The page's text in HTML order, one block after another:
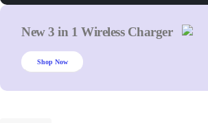
New 3 in 1 Wireless Charger
Shop Now